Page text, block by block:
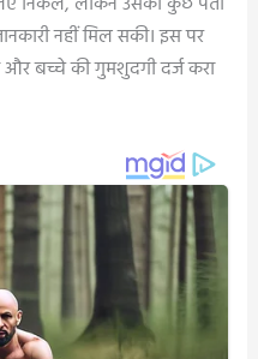
नहीं मिल सकी। इस पर
बच्चे की गुमशुदगी दर्ज करा